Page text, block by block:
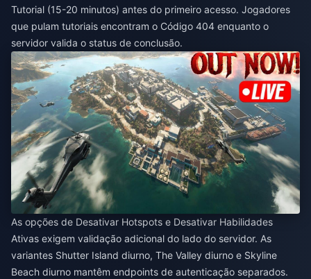
Tutorial (15-20 minutos) antes do primeiro acesso. Jogadores
que pulam tutoriais encontram o Código 404 enquanto o
servidor valida o status de conclusão.
As opções de Desativar Hotspots e Desativar Habilidades
Ativas exigem validação adicional do lado do servidor. As
variantes Shutter Island diurno, The Valley diurno e Skyline
Beach diurno mantêm endpoints de autenticação separados.